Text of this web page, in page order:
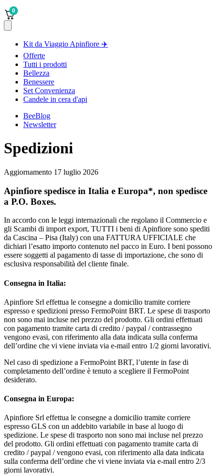
0
Kit da Viaggio Apinfiore ✈️
Offerte
Tutti i prodotti
Bellezza
Benessere
Set Convenienza
Candele in cera d'api
BeeBlog
Newsletter
Spedizioni
Aggiornamento 17 luglio 2026
Apinfiore spedisce in Italia e Europa*, non spedisce
a P.O. Boxes.
In accordo con le leggi internazionali che regolano il Commercio e
gli Scambi di import export, TUTTI i beni di Apinfiore sono spediti
da Cascina – Pisa (Italy) con una FATTURA UFFICIALE che
dichiari l’esatto importo contenuto nel pacco in Euro. I beni possono
essere soggetti al pagamento di tasse di importazione, che sono di
esclusiva responsabilità del cliente finale.
Consegna in Italia:
Apinfiore Srl effettua le consegne a domicilio tramite corriere
espresso e spedizioni presso FermoPoint BRT. Le spese di trasporto
non sono mai incluse nel prezzo del prodotto. Gli ordini effettuati
con pagamento tramite carta di credito / paypal / contrassegno
vengono evasi, con riferimento alla data indicata sulla conferma
dell’ordine che vi viene inviata via e-mail entro 1/2 giorni lavorativi.
Nel caso di spedizione a FermoPoint BRT, l’utente in fase di
completamento dell’ordine è tenuto a scegliere il FermoPoint
desiderato.
Consegna in Europa:
Apinfiore Srl effettua le consegne a domicilio tramite corriere
espresso GLS con un addebito variabile in base al luogo di
spedizione. Le spese di trasporto non sono mai incluse nel prezzo
del prodotto. Gli ordini effettuati con pagamento tramite carta di
credito / paypal / vengono evasi, con riferimento alla data indicata
sulla conferma dell’ordine che vi viene inviata via e-mail entro 2/3
giorni lavorativi.